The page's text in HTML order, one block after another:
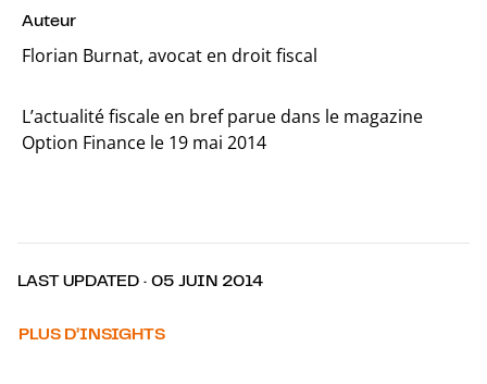
Auteur
Florian Burnat, avocat en droit fiscal
L’actualité fiscale en bref parue dans le magazine
Option Finance le 19 mai 2014
LAST UPDATED · 05 JUIN 2014
PLUS D’INSIGHTS